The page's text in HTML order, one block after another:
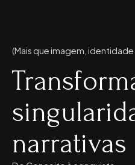
(Mais que imagem,
narrativas